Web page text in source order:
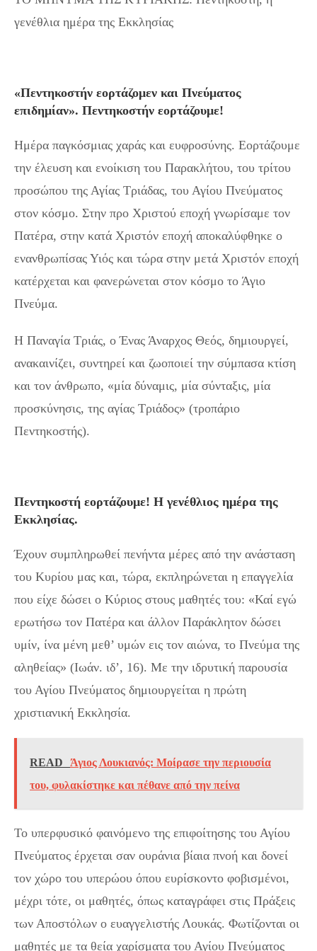
γενέθλια ημέρα της Εκκλησίας
«Πεντηκοστήν εορτάζομεν και Πνεύματος
επιδημίαν». Πεντηκοστήν εορτάζουμε!
Ημέρα παγκόσμιας χαράς και ευφροσύνης. Εορτάζουμε
την έλευση και ενοίκιση του Παρακλήτου, του τρίτου
προσώπου της Αγίας Τριάδας, του Αγίου Πνεύματος
στον κόσμο. Στην προ Χριστού εποχή γνωρίσαμε τον
Πατέρα, στην κατά Χριστόν εποχή αποκαλύφθηκε ο
ενανθρωπίσας Υιός και τώρα στην μετά Χριστόν εποχή
κατέρχεται και φανερώνεται στον κόσμο το Άγιο
Πνεύμα.
Η Παναγία Τριάς, ο Ένας Άναρχος Θεός, δημιουργεί,
ανακαινίζει, συντηρεί και ζωοποιεί την σύμπασα κτίση
και τον άνθρωπο, «μία δύναμις, μία σύνταξις, μία
προσκύνησις, της αγίας Τριάδος» (τροπάριο
Πεντηκοστής).
Πεντηκοστή εορτάζουμε! Η γενέθλιος ημέρα της
Εκκλησίας.
Έχουν συμπληρωθεί πενήντα μέρες από την ανάσταση
του Κυρίου μας και, τώρα, εκπληρώνεται η επαγγελία
που είχε δώσει ο Κύριος στους μαθητές του: «Καί εγώ
ερωτήσω τον Πατέρα και άλλον Παράκλητον δώσει
υμίν, ίνα μένη μεθ’ υμών εις τον αιώνα, το Πνεύμα της
αληθείας» (Ιωάν. ιδ’, 16). Με την ιδρυτική παρουσία
του Αγίου Πνεύματος δημιουργείται η πρώτη
χριστιανική Εκκλησία.
READ
Άγιος Λουκιανός: Μοίρασε την περιουσία
του, φυλακίστηκε και πέθανε από την πείνα
Το υπερφυσικό φαινόμενο της επιφοίτησης του Αγίου
Πνεύματος έρχεται σαν ουράνια βίαια πνοή και δονεί
τον χώρο του υπερώου όπου ευρίσκοντο φοβισμένοι,
μέχρι τότε, οι μαθητές, όπως καταγράφει στις Πράξεις
των Αποστόλων ο ευαγγελιστής Λουκάς. Φωτίζονται οι
μαθητές με τα θεία χαρίσματα του Αγίου Πνεύματος